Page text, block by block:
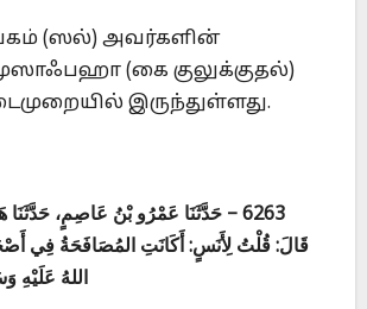
(ஸல்) அவர்களின்
(கை குலுக்குதல்)
இருந்துள்ளது.
6263 – حَدَّثَنَا عَمْرُو بْنُ عَاصِمٍ،
قَالَ: قُلْتُ لِأَنَسٍ: أَكَانَتِ المُصَافَحَةُ فِي
اللهُ عَلَيْهِ